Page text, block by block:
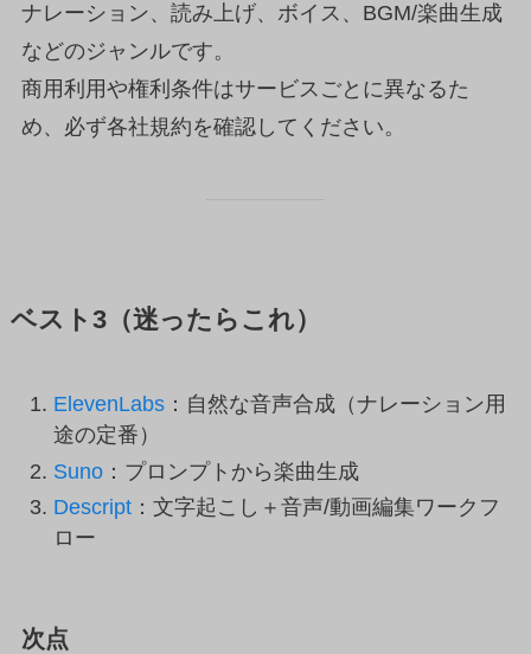
ナレーション、読み上げ、ボイス、BGM/楽曲生成
などのジャンルです。
商用利用や権利条件はサービスごとに異なるた
め、必ず各社規約を確認してください。
ベスト3（迷ったらこれ）
ElevenLabs：自然な音声合成（ナレーション用
途の定番）
Suno：プロンプトから楽曲生成
Descript：文字起こし＋音声/動画編集ワークフ
ロー
次点